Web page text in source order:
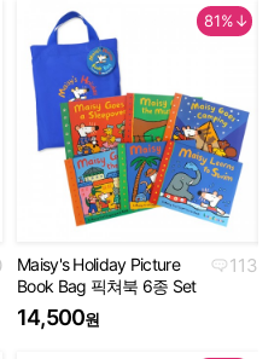
81%↓
113
Maisy's Holiday Picture
Book Bag 픽쳐북 6종 Set
14,500원